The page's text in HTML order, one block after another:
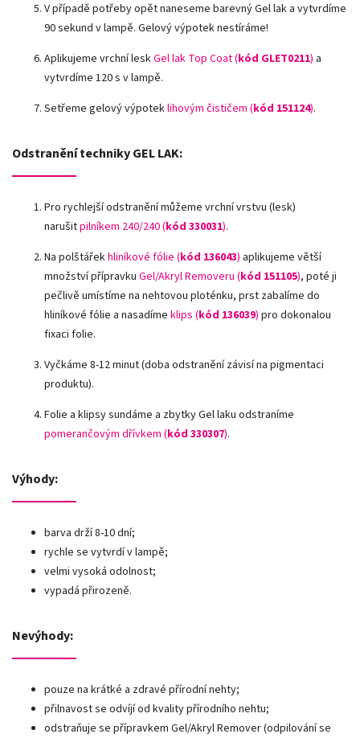
V případě potřeby opět naneseme barevný Gel lak a vytvrdíme
90 sekund v lampě. Gelový výpotek nestíráme!
Aplikujeme vrchní leskGel lak Top Coat (kód GLET0211) a
vytvrdíme 120 s v lampě.
Setřeme gelový výpoteklihovým čističem (kód 151124).
Odstranění techniky GEL LAK:
Pro rychlejší odstranění můžeme vrchní vrstvu (lesk)
narušitpilníkem 240/240 (kód 330031).
Na polštářekhliníkové fólie (kód 136043) aplikujeme větší
množství přípravku Gel/Akryl Removeru (kód 151105), poté ji
pečlivě umístíme na nehtovou ploténku, prst zabalíme do
hliníkové fólie a nasadíme klips (kód 136039) pro dokonalou
fixaci folie.
Vyčkáme 8-12 minut (doba odstranění závisí na pigmentaci
produktu).
Folie a klipsy sundáme a zbytky Gel laku odstraníme
pomerančovým dřívkem (kód 330307).
Výhody:
barva drží 8-10 dní;
rychle se vytvrdí v lampě;
velmi vysoká odolnost;
vypadá přirozeně.
Nevýhody:
pouze na krátké a zdravé přírodní nehty;
přilnavost se odvíjí od kvality přírodního nehtu;
odstraňuje se přípravkem Gel/Akryl Remover (odpilování se